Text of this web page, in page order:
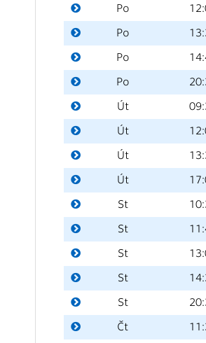
Po
Po
Po
Po
Út
Út
Út
Út
St
St
St
St
St
Čt